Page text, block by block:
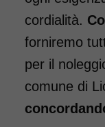
gambe
è di 7
cordialità.
forniremo
per il
comune di